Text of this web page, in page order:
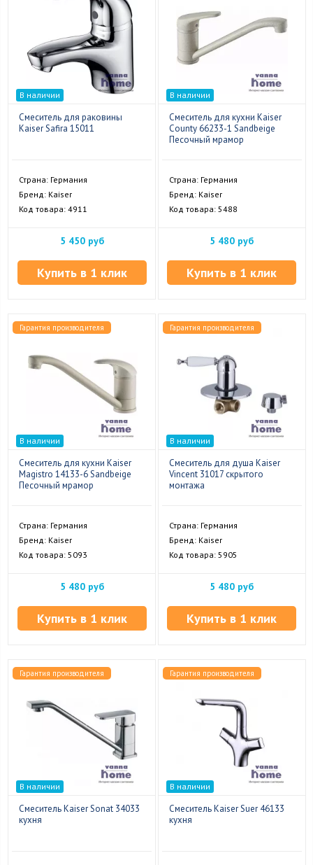
В наличии
Смеситель для раковины
Kaiser Safira 15011
Страна: Германия
Бренд: Kaiser
Код товара: 4911
5 450 руб
Купить в 1 клик
В наличии
Смеситель для кухни Kaiser
County 66233-1 Sandbeige
Песочный мрамор
Страна: Германия
Бренд: Kaiser
Код товара: 5488
5 480 руб
Купить в 1 клик
Гарантия производителя
В наличии
Смеситель для кухни Kaiser
Magistro 14133-6 Sandbeige
Песочный мрамор
Страна: Германия
Бренд: Kaiser
Код товара: 5093
5 480 руб
Купить в 1 клик
Гарантия производителя
В наличии
Смеситель для душа Kaiser
Vincent 31017 скрытого
монтажа
Страна: Германия
Бренд: Kaiser
Код товара: 5905
5 480 руб
Купить в 1 клик
Гарантия производителя
В наличии
Смеситель Kaiser Sonat 34033
кухня
Гарантия производителя
В наличии
Смеситель Kaiser Suer 46133
кухня